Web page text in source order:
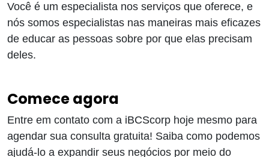
Você é um especialista nos serviços que oferece, e
nós somos especialistas nas maneiras mais eficazes
de educar as pessoas sobre por que elas precisam
deles.
Comece agora
Entre em contato com a iBCScorp hoje mesmo para
agendar sua consulta gratuita! Saiba como podemos
ajudá-lo a expandir seus negócios por meio do